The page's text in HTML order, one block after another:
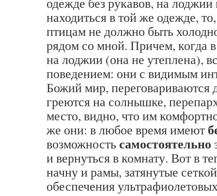
находиться в той же одежде,
птицам не должно быть
рядом со мной. Причем, когда
на лоджии (она не утеплена),
поведением: они с видимым
Божий мир, переговариваются
греются на солнышке,
место, видно, что им
же они: в любое время имеют
возможность самостоятельно
и вернуться в комнату. Вот в
начну и рамы, затянутые
обеспечения